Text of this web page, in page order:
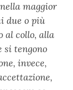
maggior
due o più
al collo, alla
si tengono
invece,